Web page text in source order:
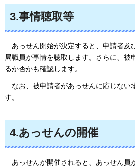
3.事情聴取等
あっせん開始が決定すると、申請者及
局職員が事情を聴取します。さらに、被
るか否かも確認します。
なお、被申請者があっせんに応じない
す。
4.あっせんの開催
あっせんが開催されると、あっせん員